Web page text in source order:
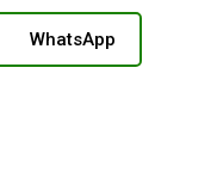
WhatsApp